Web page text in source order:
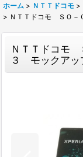
ホーム > ＮＴＴドコモ >
> ＮＴＴドコモ ＳＯ－
ＮＴＴドコモ
３ モックアッ